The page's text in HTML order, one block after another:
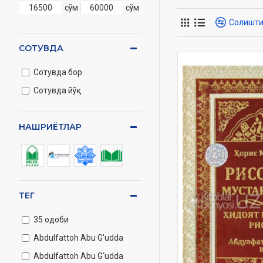
сўм сўм
НАШРИЁТЛАР
ТЕГ
35 одоби
Abdulfattoh Abu G'udda
Abdulfattoh Abu G‘udda
СОТУВДА
Сотувда бор
Сотувда йўқ
1944 йилдан 1948
психология»си
1951 йилда Исломий
Исломий тарбия
тайёрлайдиган
«ҳанафий фиқҳи»,
иштирок этдилар. У
1997 мелодий, 16